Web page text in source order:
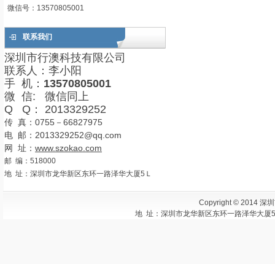
微信号：13570805001
联系我们
深圳市行澳科技有限公司
联系人：李小阳
手 机： 13570805001
微 信: 微信同上
Q Q： 2013329252
传 真：0755－66827975
电 邮：2013329252@qq.com
网 址： www.szokao.com
邮 编：518000
地 址：深圳市龙华新区东环一路泽华大厦5Ｌ
Copyright © 2014 深
地 址：深圳市龙华新区东环一路泽华大